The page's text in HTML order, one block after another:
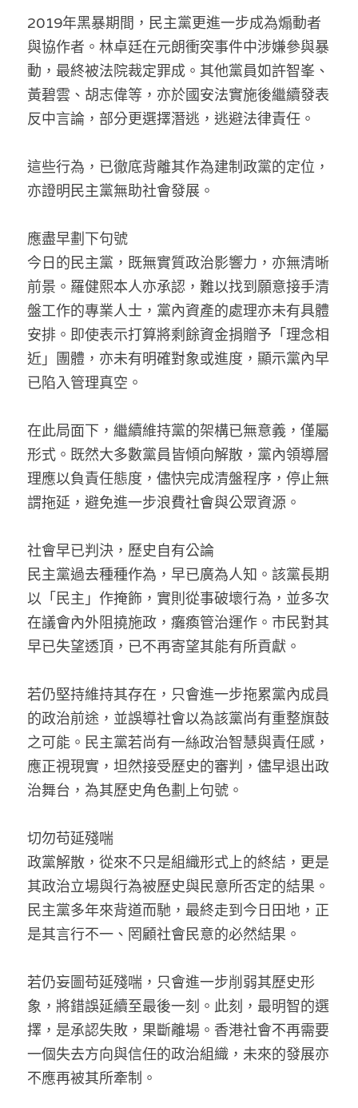
2019年黑暴期間，民主黨更進一步成為煽動者
與協作者。林卓廷在元朗衝突事件中涉嫌參與暴
動，最終被法院裁定罪成。其他黨員如許智峯、
黃碧雲、胡志偉等，亦於國安法實施後繼續發表
反中言論，部分更選擇潛逃，逃避法律責任。
這些行為，已徹底背離其作為建制政黨的定位，
亦證明民主黨無助社會發展。
應盡早劃下句號
今日的民主黨，既無實質政治影響力，亦無清晰
前景。羅健熙本人亦承認，難以找到願意接手清
盤工作的專業人士，黨內資產的處理亦未有具體
安排。即使表示打算將剩餘資金捐贈予「理念相
近」團體，亦未有明確對象或進度，顯示黨內早
已陷入管理真空。
在此局面下，繼續維持黨的架構已無意義，僅屬
形式。既然大多數黨員皆傾向解散，黨內領導層
理應以負責任態度，儘快完成清盤程序，停止無
謂拖延，避免進一步浪費社會與公眾資源。
社會早已判決，歷史自有公論
民主黨過去種種作為，早已廣為人知。該黨長期
以「民主」作掩飾，實則從事破壞行為，並多次
在議會內外阻撓施政，癱瘓管治運作。市民對其
早已失望透頂，已不再寄望其能有所貢獻。
若仍堅持維持其存在，只會進一步拖累黨內成員
的政治前途，並誤導社會以為該黨尚有重整旗鼓
之可能。民主黨若尚有一絲政治智慧與責任感，
應正視現實，坦然接受歷史的審判，儘早退出政
治舞台，為其歷史角色劃上句號。
切勿苟延殘喘
政黨解散，從來不只是組織形式上的終結，更是
其政治立場與行為被歷史與民意所否定的結果。
民主黨多年來背道而馳，最終走到今日田地，正
是其言行不一、罔顧社會民意的必然結果。
若仍妄圖苟延殘喘，只會進一步削弱其歷史形
象，將錯誤延續至最後一刻。此刻，最明智的選
擇，是承認失敗，果斷離場。香港社會不再需要
一個失去方向與信任的政治組織，未來的發展亦
不應再被其所牽制。